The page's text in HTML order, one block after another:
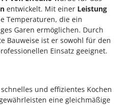
- Freischneider
entwickelt. Mit einer Leistung
Temperaturen, die ein
Garen ermöglichen. Durch
Bauweise ist er sowohl für den
Einsatz geeignet.
und effizientes Kochen
eine gleichmäßige